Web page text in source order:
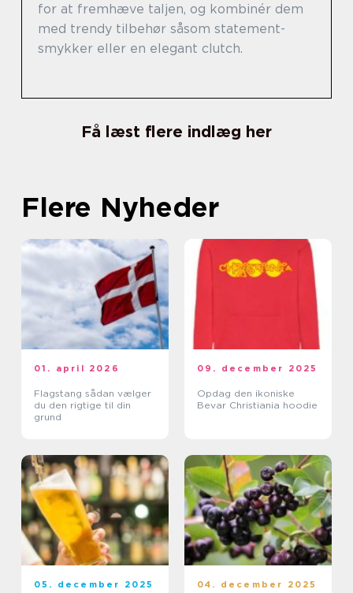
for at fremhæve taljen, og kombinér dem
med trendy tilbehør såsom statement-
smykker eller en elegant clutch.
Få læst flere indlæg her
Flere Nyheder
01. april 2026
Flagstang sådan vælger
du den rigtige til din
grund
09. december 2025
Opdag den ikoniske
Bevar Christiania hoodie
05. december 2025 04. december 2025